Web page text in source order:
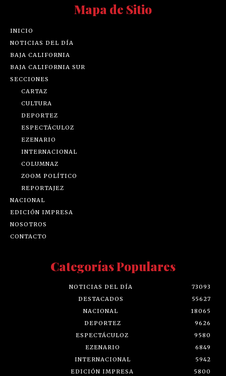
Mapa de Sitio
INICIO
NOTICIAS DEL DÍA
BAJA CALIFORNIA
BAJA CALIFORNIA SUR
SECCIONES
CARTAZ
CULTURA
DEPORTEZ
ESPECTÁCULOZ
EZENARIO
INTERNACIONAL
COLUMNAZ
ZOOM POLÍTICO
REPORTAJEZ
NACIONAL
EDICIÓN IMPRESA
NOSOTROS
CONTACTO
Categorías Populares
NOTICIAS DEL DÍA
73093
DESTACADOS
55627
NACIONAL
18065
DEPORTEZ
9626
ESPECTÁCULOZ
9580
EZENARIO
6849
INTERNACIONAL
5942
EDICIÓN IMPRESA
5800